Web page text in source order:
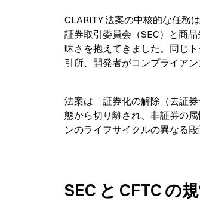
CLARITY 法案の中核的な任務
証券取引委員会（SEC）と商
昧さを抱えてきました。同じ
引所、開発者がコンプライア
法案は「証券化の解除（去証
態から切り離され、非証券の
ンのライフサイクルの異なる
SEC と CFTC の